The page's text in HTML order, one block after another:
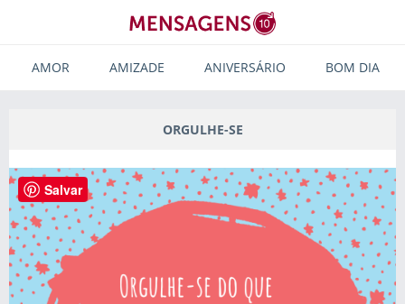
AMOR AMIZADE ANIVERSÁRIO BOM DIA
ORGULHE-SE
Salvar